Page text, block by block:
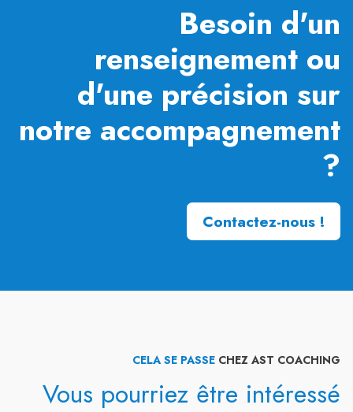
Besoin d'un
renseignement ou
d'une précision sur
notre accompagnement
?
Contactez-nous !
CELA SE PASSE CHEZ AST COACHING
Vous pourriez être intéressé